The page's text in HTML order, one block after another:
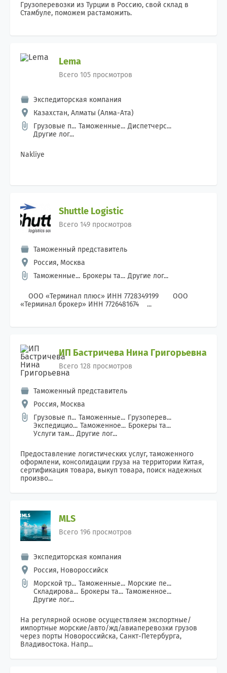
Грузоперевозки из Турции в Россию, свой склад в
Стамбуле, поможем растаможить.
Lema
Всего 105 просмотров
Экспедиторская компания
Казахстан, Алматы (Алма-Ата)
Грузовые п... Таможенные... Диспетчерс...
Другие лог...
Nakliye
Shuttle Logistic
Всего 149 просмотров
Таможенный представитель
Россия, Москва
Таможенные... Брокеры та... Другие лог...
ООО «Терминал плюс» ИНН 7728349199 ООО
«Терминал брокер» ИНН 7726481674 ...
ИП Бастричева Нина Григорьевна
Всего 128 просмотров
Таможенный представитель
Россия, Москва
Грузовые п... Таможенные... Грузоперев...
Экспедицио... Таможенное... Брокеры та...
Услуги там... Другие лог...
Предоставление логистических услуг, таможенного
оформлени, консолидации груза на территории Китая,
сертификация товара, выкуп товара, поиск надежных
произво...
MLS
Всего 196 просмотров
Экспедиторская компания
Россия, Новороссийск
Морской тр... Таможенные... Морские пе...
Складирова... Брокеры та... Таможенное...
Другие лог...
На регулярной основе осуществляем экспортные/
импортные морские/авто/жд/авиаперевозки грузов
через порты Новороссийска, Санкт-Петербурга,
Владивостока. Напр...